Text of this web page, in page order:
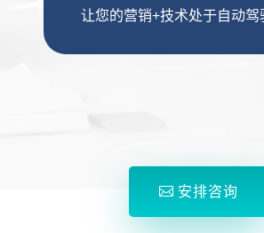
让您的营销+技术处于自动驾
安排咨询